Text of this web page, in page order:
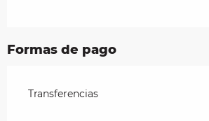
Formas de pago
Transferencias